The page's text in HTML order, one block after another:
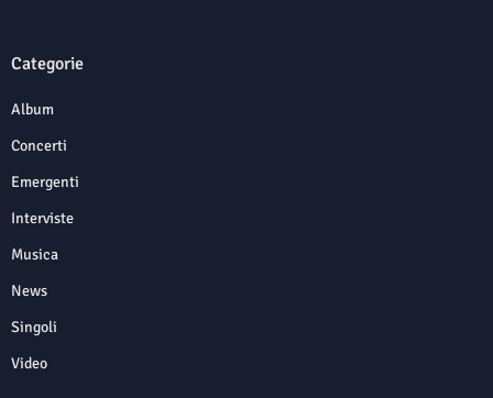
Categorie
Album
Concerti
Emergenti
Interviste
Musica
News
Singoli
Video